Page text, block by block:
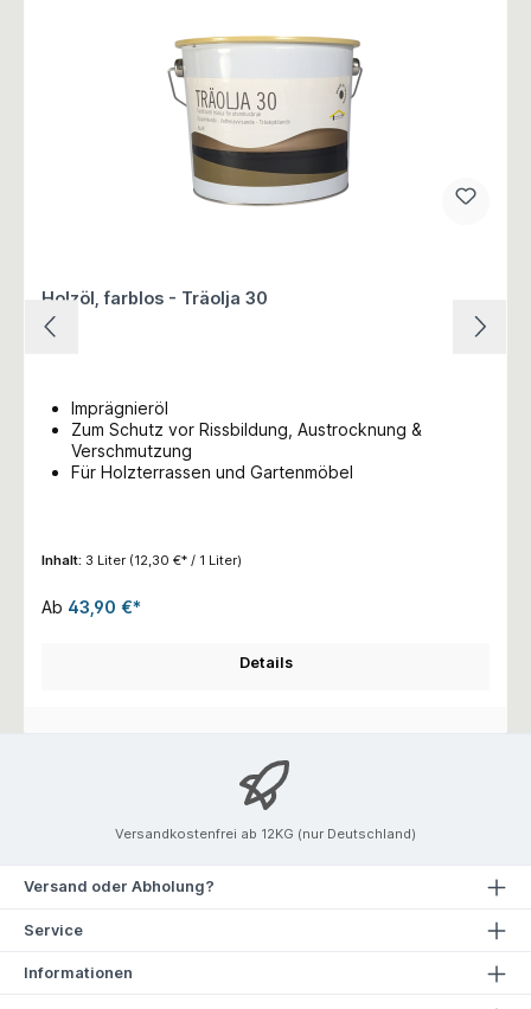
Holzöl, farblos - Träolja 30
Imprägnieröl
Zum Schutz vor Rissbildung, Austrocknung &
Verschmutzung
Für Holzterrassen und Gartenmöbel
Inhalt: 3 Liter (12,30 €* / 1 Liter)
Ab 43,90 €*
Details
Versandkostenfrei ab 12KG (nur Deutschland)
Versand oder Abholung?
Service
Informationen